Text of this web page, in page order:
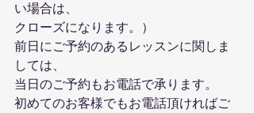
い場合は、
クローズになります。）
前日にご予約のあるレッスンに関しま
しては、
当日のご予約もお電話で承ります。
初めてのお客様でもお電話頂ければご